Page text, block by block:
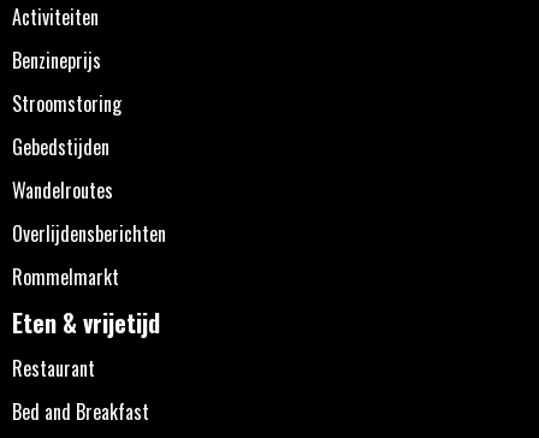
Activiteiten
Benzineprijs
Stroomstoring
Gebedstijden
Wandelroutes
Overlijdensberichten
Rommelmarkt
Eten & vrijetijd
Restaurant
Bed and Breakfast